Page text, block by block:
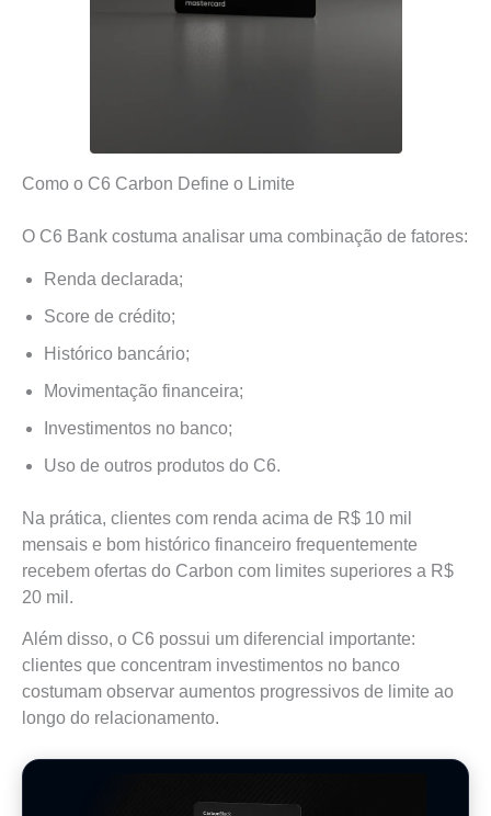
Como o C6 Carbon Define o Limite
O C6 Bank costuma analisar uma combinação de fatores:
Renda declarada;
Score de crédito;
Histórico bancário;
Movimentação financeira;
Investimentos no banco;
Uso de outros produtos do C6.
Na prática, clientes com renda acima de R$ 10 mil
mensais e bom histórico financeiro frequentemente
recebem ofertas do Carbon com limites superiores a R$
20 mil.
Além disso, o C6 possui um diferencial importante:
clientes que concentram investimentos no banco
costumam observar aumentos progressivos de limite ao
longo do relacionamento.